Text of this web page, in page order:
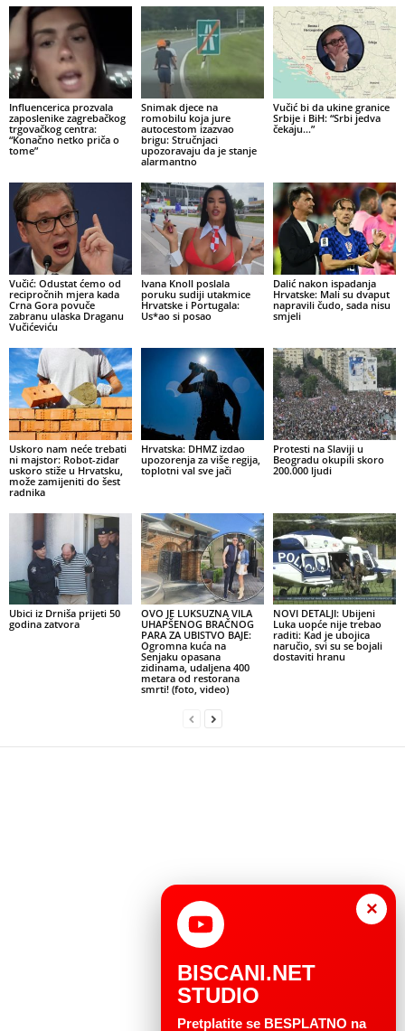
Influencerica prozvala
zaposlenike zagrebačkog
trgovačkog centra:
“Konačno netko priča o
tome”
Snimak djece na
romobilu koja jure
autocestom izazvao
brigu: Stručnjaci
upozoravaju da je stanje
alarmantno
Vučić bi da ukine granice
Srbije i BiH: “Srbi jedva
čekaju…”
Vučić: Odustat ćemo od
recipročnih mjera kada
Crna Gora povuče
zabranu ulaska Draganu
Vučićeviću
Ivana Knoll poslala
poruku sudiji utakmice
Hrvatske i Portugala:
Us*ao si posao
Dalić nakon ispadanja
Hrvatske: Mali su dvaput
napravili čudo, sada nisu
smjeli
Uskoro nam neće trebati
ni majstor: Robot-zidar
uskoro stiže u Hrvatsku,
može zamijeniti do šest
radnika
Hrvatska: DHMZ izdao
upozorenja za više regija,
toplotni val sve jači
Protesti na Slaviji u
Beogradu okupili skoro
200.000 ljudi
Ubici iz Drniša prijeti 50
godina zatvora
OVO JE LUKSUZNA VILA
UHAPŠENOG BRAČNOG
PARA ZA UBISTVO BAJE:
Ogromna kuća na
Senjaku opasana
zidinama, udaljena 400
metara od restorana
smrti! (foto, video)
NOVI DETALJI: Ubijeni
Luka uopće nije trebao
raditi: Kad je ubojica
naručio, svi su se bojali
dostaviti hranu
×
BISCANI.NET
STUDIO
Pretplatite se BESPLATNO na